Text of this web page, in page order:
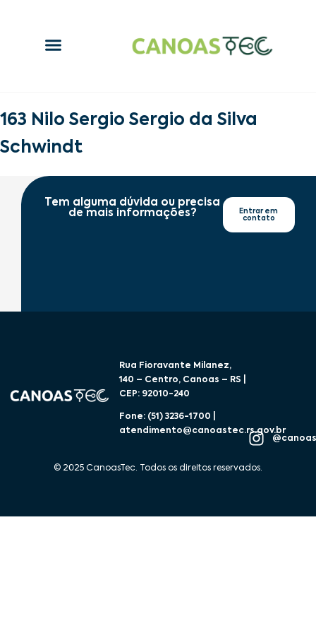
163 Nilo Sergio Sergio da Silva
Schwindt
Tem alguma dúvida ou precisa
de mais informações?
Entrar em
contato
Rua Fioravante Milanez,
140 – Centro, Canoas – RS |
CEP: 92010-240
Fone: (51) 3236-1700 |
atendimento@canoastec.rs.gov.br
© 2025 CanoasTec. Todos os direitos reservados.